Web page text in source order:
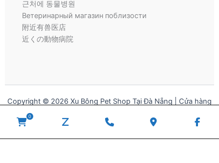
근처에 동물병원
Ветеринарный магазин поблизости
附近有兽医店
近くの動物病院
Copyright © 2026 Xu Bông Pet Shop Tại Đà Nẵng | Cửa hàng
0
WooCommerce
Cart
Number
Maps